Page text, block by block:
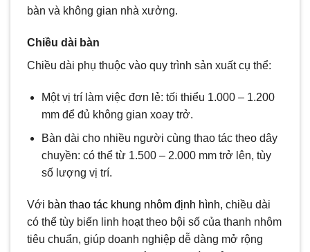
bàn và không gian nhà xưởng.
Chiều dài bàn
Chiều dài phụ thuộc vào quy trình sản xuất cụ thể:
Một vị trí làm việc đơn lẻ: tối thiểu 1.000 – 1.200
mm để đủ không gian xoay trở.
Bàn dài cho nhiều người cùng thao tác theo dây
chuyền: có thể từ 1.500 – 2.000 mm trở lên, tùy
số lượng vị trí.
Với bàn thao tác khung nhôm định hình, chiều dài
có thể tùy biến linh hoạt theo bội số của thanh nhôm
tiêu chuẩn, giúp doanh nghiệp dễ dàng mở rộng